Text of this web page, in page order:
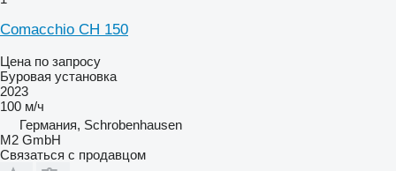
Comacchio CH 150
Цена по запросу
Буровая установка
2023
100 м/ч
Германия, Schrobenhausen
M2 GmbH
Связаться с продавцом